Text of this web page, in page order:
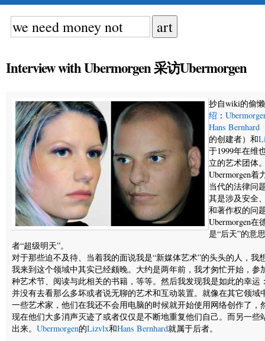
Interview with Ubermorgen 采访Ubermorgen
抄自wiki的偷懒
绍 ：
Hans Bernhard
的创建者）和
于1999年在维
立的艺术团体
Ubermorgen着
当代的法律问
其是涉及安全
和著作权的问
Ubermorgen在
是“后天”的意
者“超级明天”。
对于那些迫不及待、当着我的面说我是“新媒体艺术”的头头的人，我
我来到这个领域中其实已经颇晚。大约是两年前，我才匆忙开始，参
种艺术节、阅读与此相关的书籍，等等。然后我发现我是如此的幸运
并没有去看那么多坏或者说无聊的艺术和互动装置。就像在其它领域
一些艺术家，他们在我还不会用电脑的时候就开始使用网络创作了，
现在他们大多消声灭迹了或者仅仅是不断地重复他们自己。而另一些
出来。 Ubermorgen的Lizvlx和Hans Bernhard就属于后者。